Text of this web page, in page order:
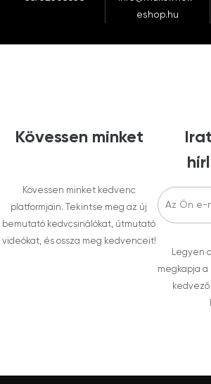
eshop.hu
Kövessen minket
Kövessen minket kedvenc
platformjain. Tekintse meg az új
bemutató kedvcsinálókat, útmutató
videókat, és ossza meg kedvenceit!
Legyen
megkapja
kedvező